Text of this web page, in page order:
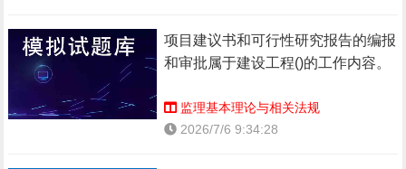
项目建议书和可行性研究报告的编报
和审批属于建设工程()的工作内容。
监理基本理论与相关法规
2026/7/6 9:34:28